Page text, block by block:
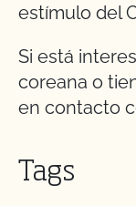
estímulo del
Si está
coreana o
en contacto
Tags